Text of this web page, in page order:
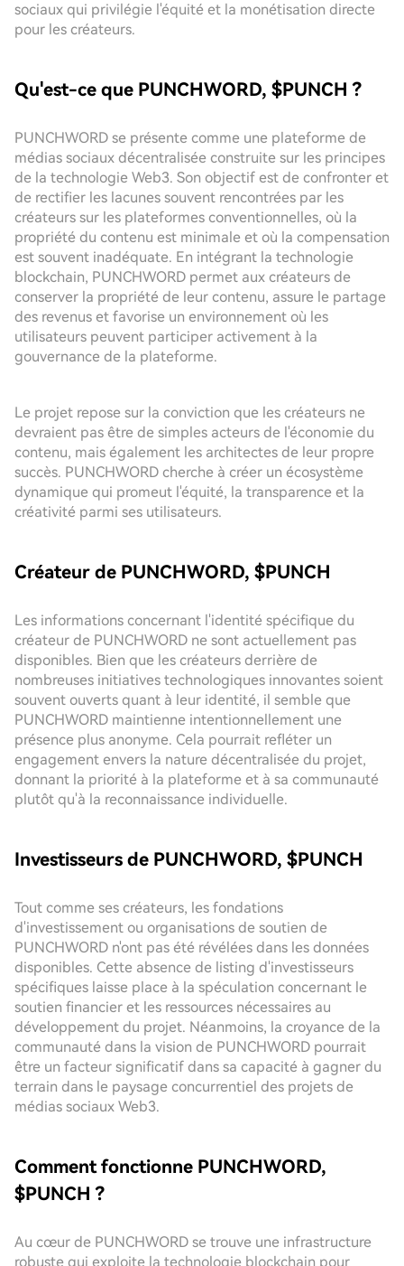
sociaux qui privilégie l'équité et la monétisation directe
pour les créateurs.
Qu'est-ce que PUNCHWORD, $PUNCH ?
PUNCHWORD se présente comme une plateforme de
médias sociaux décentralisée construite sur les principes
de la technologie Web3. Son objectif est de confronter et
de rectifier les lacunes souvent rencontrées par les
créateurs sur les plateformes conventionnelles, où la
propriété du contenu est minimale et où la compensation
est souvent inadéquate. En intégrant la technologie
blockchain, PUNCHWORD permet aux créateurs de
conserver la propriété de leur contenu, assure le partage
des revenus et favorise un environnement où les
utilisateurs peuvent participer activement à la
gouvernance de la plateforme.
Le projet repose sur la conviction que les créateurs ne
devraient pas être de simples acteurs de l'économie du
contenu, mais également les architectes de leur propre
succès. PUNCHWORD cherche à créer un écosystème
dynamique qui promeut l'équité, la transparence et la
créativité parmi ses utilisateurs.
Créateur de PUNCHWORD, $PUNCH
Les informations concernant l'identité spécifique du
créateur de PUNCHWORD ne sont actuellement pas
disponibles. Bien que les créateurs derrière de
nombreuses initiatives technologiques innovantes soient
souvent ouverts quant à leur identité, il semble que
PUNCHWORD maintienne intentionnellement une
présence plus anonyme. Cela pourrait refléter un
engagement envers la nature décentralisée du projet,
donnant la priorité à la plateforme et à sa communauté
plutôt qu'à la reconnaissance individuelle.
Investisseurs de PUNCHWORD, $PUNCH
Tout comme ses créateurs, les fondations
d'investissement ou organisations de soutien de
PUNCHWORD n'ont pas été révélées dans les données
disponibles. Cette absence de listing d'investisseurs
spécifiques laisse place à la spéculation concernant le
soutien financier et les ressources nécessaires au
développement du projet. Néanmoins, la croyance de la
communauté dans la vision de PUNCHWORD pourrait
être un facteur significatif dans sa capacité à gagner du
terrain dans le paysage concurrentiel des projets de
médias sociaux Web3.
Comment fonctionne PUNCHWORD,
$PUNCH ?
Au cœur de PUNCHWORD se trouve une infrastructure
robuste qui exploite la technologie blockchain pour